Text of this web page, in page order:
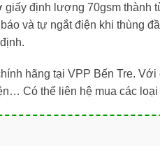
định lượng 70gsm thành
và tự ngắt điện khi thùng
hãng tại VPP Bến Tre.
Có thể liên hệ mua các